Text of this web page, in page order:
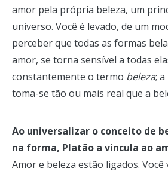
amor pela própria beleza, um
universo. Você é levado, de um
perceber que todas as formas
amor, se torna sensível a todas
constantemente o termo beleza;
toma-se tão ou mais real que a
Ao universalizar o conceito de
na forma, Platão a vincula ao
Amor e beleza estão ligados. Você